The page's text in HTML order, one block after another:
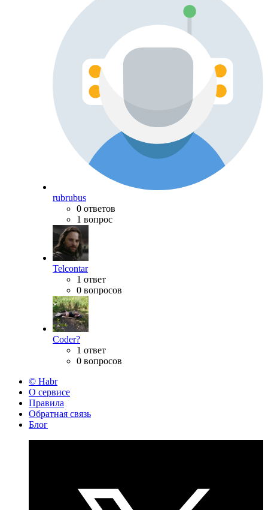
rubrubus
0 ответов
1 вопрос
Telcontar
1 ответ
0 вопросов
Coder?
1 ответ
0 вопросов
© Habr
О сервисе
Правила
Обратная связь
Блог